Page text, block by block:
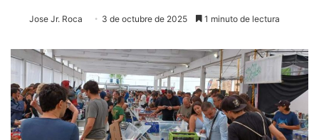
Jose Jr. Roca 3 de octubre de 2025 1 minuto de lectura